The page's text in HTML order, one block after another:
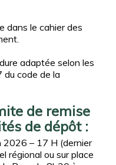
dans le cahier des
adaptée selon les
code de la
de remise
de dépôt :
2026 – 17 H (dernier
régional ou sur place